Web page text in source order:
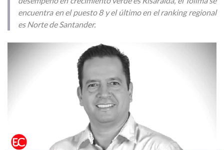
encuentra en el puesto 8 y el último en el ranking regional
es Norte de Santander.